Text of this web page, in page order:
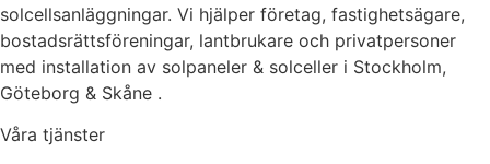
solcellsanläggningar. Vi hjälper företag, fastighetsägare,
bostadsrättsföreningar, lantbrukare och privatpersoner
med installation av solpaneler & solceller i Stockholm,
Göteborg & Skåne .
Våra tjänster